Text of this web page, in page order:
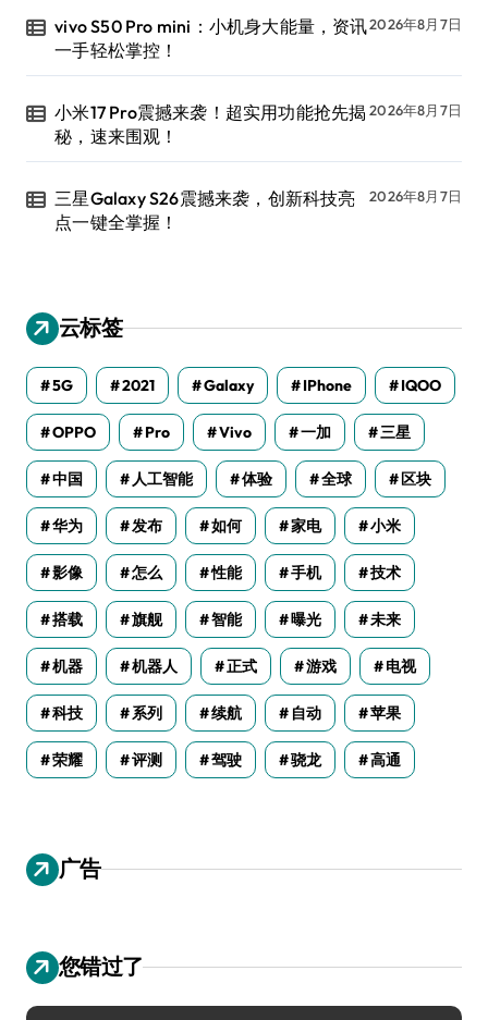
vivo S50 Pro mini：小机身大能量，资讯
一手轻松掌控！
2026年8月7日
小米17 Pro震撼来袭！超实用功能抢先揭
秘，速来围观！
2026年8月7日
三星Galaxy S26震撼来袭，创新科技亮
点一键全掌握！
2026年8月7日
云标签
5G 2021 Galaxy IPhone IQOO
OPPO Pro Vivo 一加 三星
中国 人工智能 体验 全球 区块
华为 发布 如何 家电 小米
影像 怎么 性能 手机 技术
搭载 旗舰 智能 曝光 未来
机器 机器人 正式 游戏 电视
科技 系列 续航 自动 苹果
荣耀 评测 驾驶 骁龙 高通
广告
您错过了